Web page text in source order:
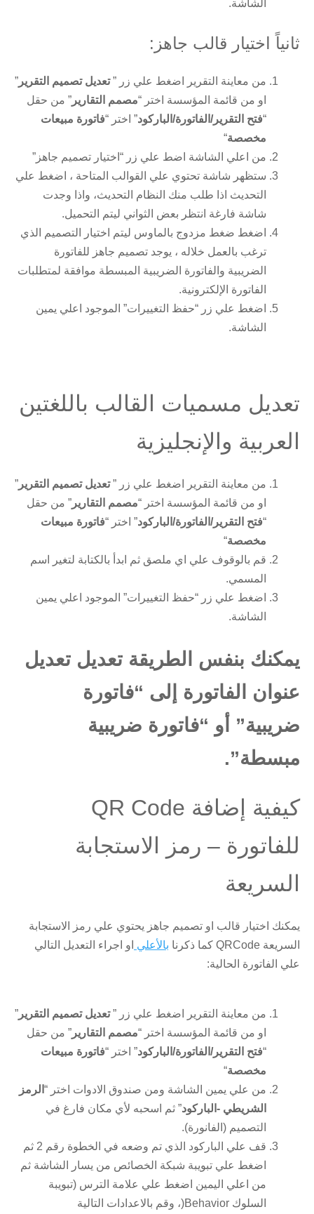
الشاشة.
ثانياً اختيار قالب جاهز:
من معاينة التقرير اضغط علي زر ”تعديل تصميم التقرير ”
او من قائمة المؤسسة اختر “مصمم التقارير ” من حقل
“فتح التقرير/الفاتورة/الباركود” اختر “فاتورة مبيعات
مخصصة“
من اعلي الشاشة اضط علي زر “اختيار تصميم جاهز”
ستظهر شاشة تحتوي علي القوالب المتاحة ، اضغط علي
التحديث اذا طلب منك النظام التحديث، واذا وجدت
شاشة فارغة انتظر بعض الثواني ليتم التحميل.
اضغط ضغط مزدوج بالماوس ليتم اختيار التصميم الذي
ترغب بالعمل خلاله ، يوجد تصميم جاهز للفاتورة
الضريبية والفاتورة الضريبية المبسطة موافقة لمتطلبات
الفاتورة الإلكترونية.
اضغط علي زر “حفظ التغييرات” الموجود اعلي يمين
الشاشة.
تعديل مسميات القالب باللغتين
العربية والإنجليزية
من معاينة التقرير اضغط علي زر ”تعديل تصميم التقرير ”
او من قائمة المؤسسة اختر “مصمم التقارير ” من حقل
“فتح التقرير/الفاتورة/الباركود” اختر “فاتورة مبيعات
مخصصة“
قم بالوقوف علي اي ملصق ثم ابدأ بالكتابة لتغير اسم
المسمي.
اضغط علي زر “حفظ التغييرات” الموجود اعلي يمين
الشاشة.
يمكنك بنفس الطريقة تعديل تعديل
عنوان الفاتورة إلى “فاتورة
ضريبية” أو “فاتورة ضريبية
مبسطة”.
كيفية إضافة QR Code
للفاتورة – رمز الاستجابة
السريعة
يمكنك اختيار قالب او تصميم جاهز يحتوي علي رمز الاستجابة
السريعة QRCode كما ذكرنا
بالأعلي او اجراء التعديل التالي
علي الفاتورة الحالية:
من معاينة التقرير اضغط علي زر ”تعديل تصميم التقرير ”
او من قائمة المؤسسة اختر “مصمم التقارير ” من حقل
“فتح التقرير/الفاتورة/الباركود” اختر “فاتورة مبيعات
مخصصة“
من علي يمين الشاشة ومن صندوق الادوات اختر “الرمز
الشريطي -الباركود” ثم اسحبه لأي مكان فارغ في
التصميم (الفانورة).
قف علي الباركود الذي تم وضعه في الخطوة رقم 2 ثم
اضغط علي تبويبة شبكة الخصائص من يسار الشاشة ثم
من اعلي اليمين اضغط علي علامة الترس (تبويبة
السلوك Behavior(، وقم بالاعدادات التالية